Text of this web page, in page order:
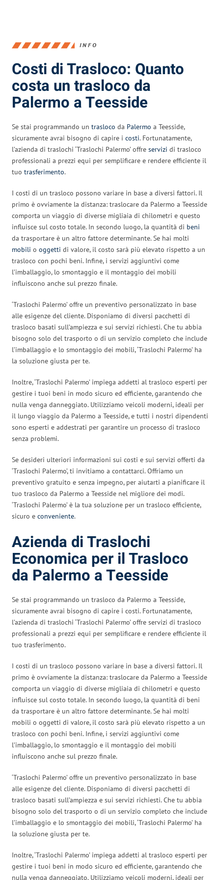
INFO
Costi di Trasloco: Quanto
costa un trasloco da
Palermo a Teesside
Se stai programmando un trasloco da Palermo a Teesside,
sicuramente avrai bisogno di capire i costi. Fortunatamente,
l’azienda di traslochi ‘Traslochi Palermo’ offre servizi di trasloco
professionali a prezzi equi per semplificare e rendere efficiente il
tuo trasferimento.
I costi di un trasloco possono variare in base a diversi fattori. Il
primo è ovviamente la distanza: traslocare da Palermo a Teesside
comporta un viaggio di diverse migliaia di chilometri e questo
influisce sul costo totale. In secondo luogo, la quantità di beni
da trasportare è un altro fattore determinante. Se hai molti
mobili o oggetti di valore, il costo sarà più elevato rispetto a un
trasloco con pochi beni. Infine, i servizi aggiuntivi come
l’imballaggio, lo smontaggio e il montaggio dei mobili
influiscono anche sul prezzo finale.
‘Traslochi Palermo’ offre un preventivo personalizzato in base
alle esigenze del cliente. Disponiamo di diversi pacchetti di
trasloco basati sull’ampiezza e sui servizi richiesti. Che tu abbia
bisogno solo del trasporto o di un servizio completo che include
l’imballaggio e lo smontaggio dei mobili, ‘Traslochi Palermo’ ha
la soluzione giusta per te.
Inoltre, ‘Traslochi Palermo’ impiega addetti al trasloco esperti per
gestire i tuoi beni in modo sicuro ed efficiente, garantendo che
nulla venga danneggiato. Utilizziamo veicoli moderni, ideali per
il lungo viaggio da Palermo a Teesside, e tutti i nostri dipendenti
sono esperti e addestrati per garantire un processo di trasloco
senza problemi.
Se desideri ulteriori informazioni sui costi e sui servizi offerti da
‘Traslochi Palermo’, ti invitiamo a contattarci. Offriamo un
preventivo gratuito e senza impegno, per aiutarti a pianificare il
tuo trasloco da Palermo a Teesside nel migliore dei modi.
‘Traslochi Palermo’ è la tua soluzione per un trasloco efficiente,
sicuro e conveniente.
Azienda di Traslochi
Economica per il Trasloco
da Palermo a Teesside
Se stai programmando un trasloco da Palermo a Teesside,
sicuramente avrai bisogno di capire i costi. Fortunatamente,
l’azienda di traslochi ‘Traslochi Palermo’ offre servizi di trasloco
professionali a prezzi equi per semplificare e rendere efficiente il
tuo trasferimento.
I costi di un trasloco possono variare in base a diversi fattori. Il
primo è ovviamente la distanza: traslocare da Palermo a Teesside
comporta un viaggio di diverse migliaia di chilometri e questo
influisce sul costo totale. In secondo luogo, la quantità di beni
da trasportare è un altro fattore determinante. Se hai molti
mobili o oggetti di valore, il costo sarà più elevato rispetto a un
trasloco con pochi beni. Infine, i servizi aggiuntivi come
l’imballaggio, lo smontaggio e il montaggio dei mobili
influiscono anche sul prezzo finale.
‘Traslochi Palermo’ offre un preventivo personalizzato in base
alle esigenze del cliente. Disponiamo di diversi pacchetti di
trasloco basati sull’ampiezza e sui servizi richiesti. Che tu abbia
bisogno solo del trasporto o di un servizio completo che include
l’imballaggio e lo smontaggio dei mobili, ‘Traslochi Palermo’ ha
la soluzione giusta per te.
Inoltre, ‘Traslochi Palermo’ impiega addetti al trasloco esperti per
gestire i tuoi beni in modo sicuro ed efficiente, garantendo che
nulla venga danneggiato. Utilizziamo veicoli moderni, ideali per